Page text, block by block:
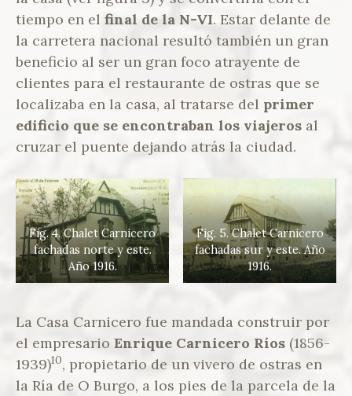
tiempo en el final de la N-VI. Estar delante de
la carretera nacional resultó también un gran
beneficio al ser un gran foco atrayente de
clientes para el restaurante de ostras que se
localizaba en la casa, al tratarse del primer
edificio que se encontraban los viajeros al
cruzar el puente dejando atrás la ciudad.
Fig. 4. Chalet Carnicero
fachadas norte y este.
Año 1916.
Fig. 5. Chalet Carnicero
fachadas sur y este. Año
1916.
La Casa Carnicero fue mandada construir por
el empresario Enrique Carnicero Ríos (1856-
1939)10, propietario de un vivero de ostras en
la Ría de O Burgo, a los pies de la parcela de la